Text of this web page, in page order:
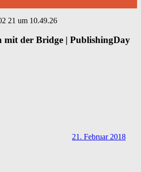
mit der Bridge | PublishingDay
21. Februar 2018